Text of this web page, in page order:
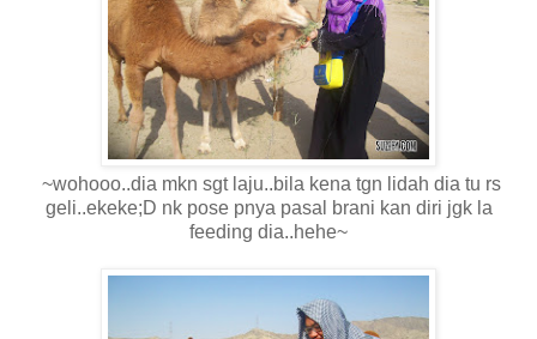
~wohooo..dia mkn sgt laju..bila kena tgn lidah dia tu rs
geli..ekeke;D nk pose pnya pasal brani kan diri jgk la
feeding dia..hehe~